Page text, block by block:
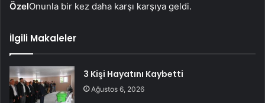
ÖzelOnunla bir kez daha karşı karşıya geldi.
İlgili Makaleler
3 Kişi Hayatını Kaybetti
Ağustos 6, 2026